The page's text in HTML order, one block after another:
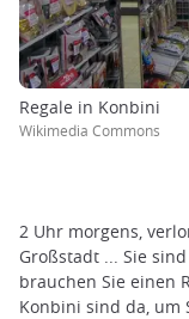
Regale in Konbini
Wikimedia Commons
2 Uhr morgens,
Großstadt ... Sie
brauchen Sie einen
Konbini sind da, um